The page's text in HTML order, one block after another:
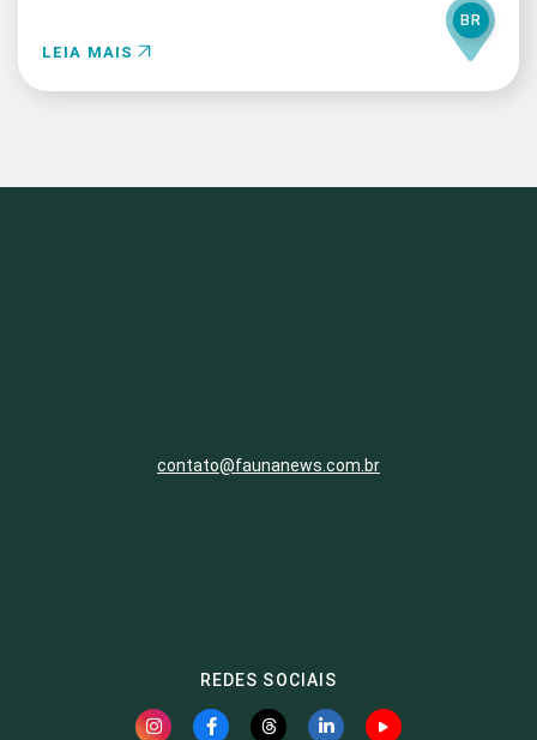
LEIA MAIS
BR
contato@faunanews.com.br
REDES SOCIAIS